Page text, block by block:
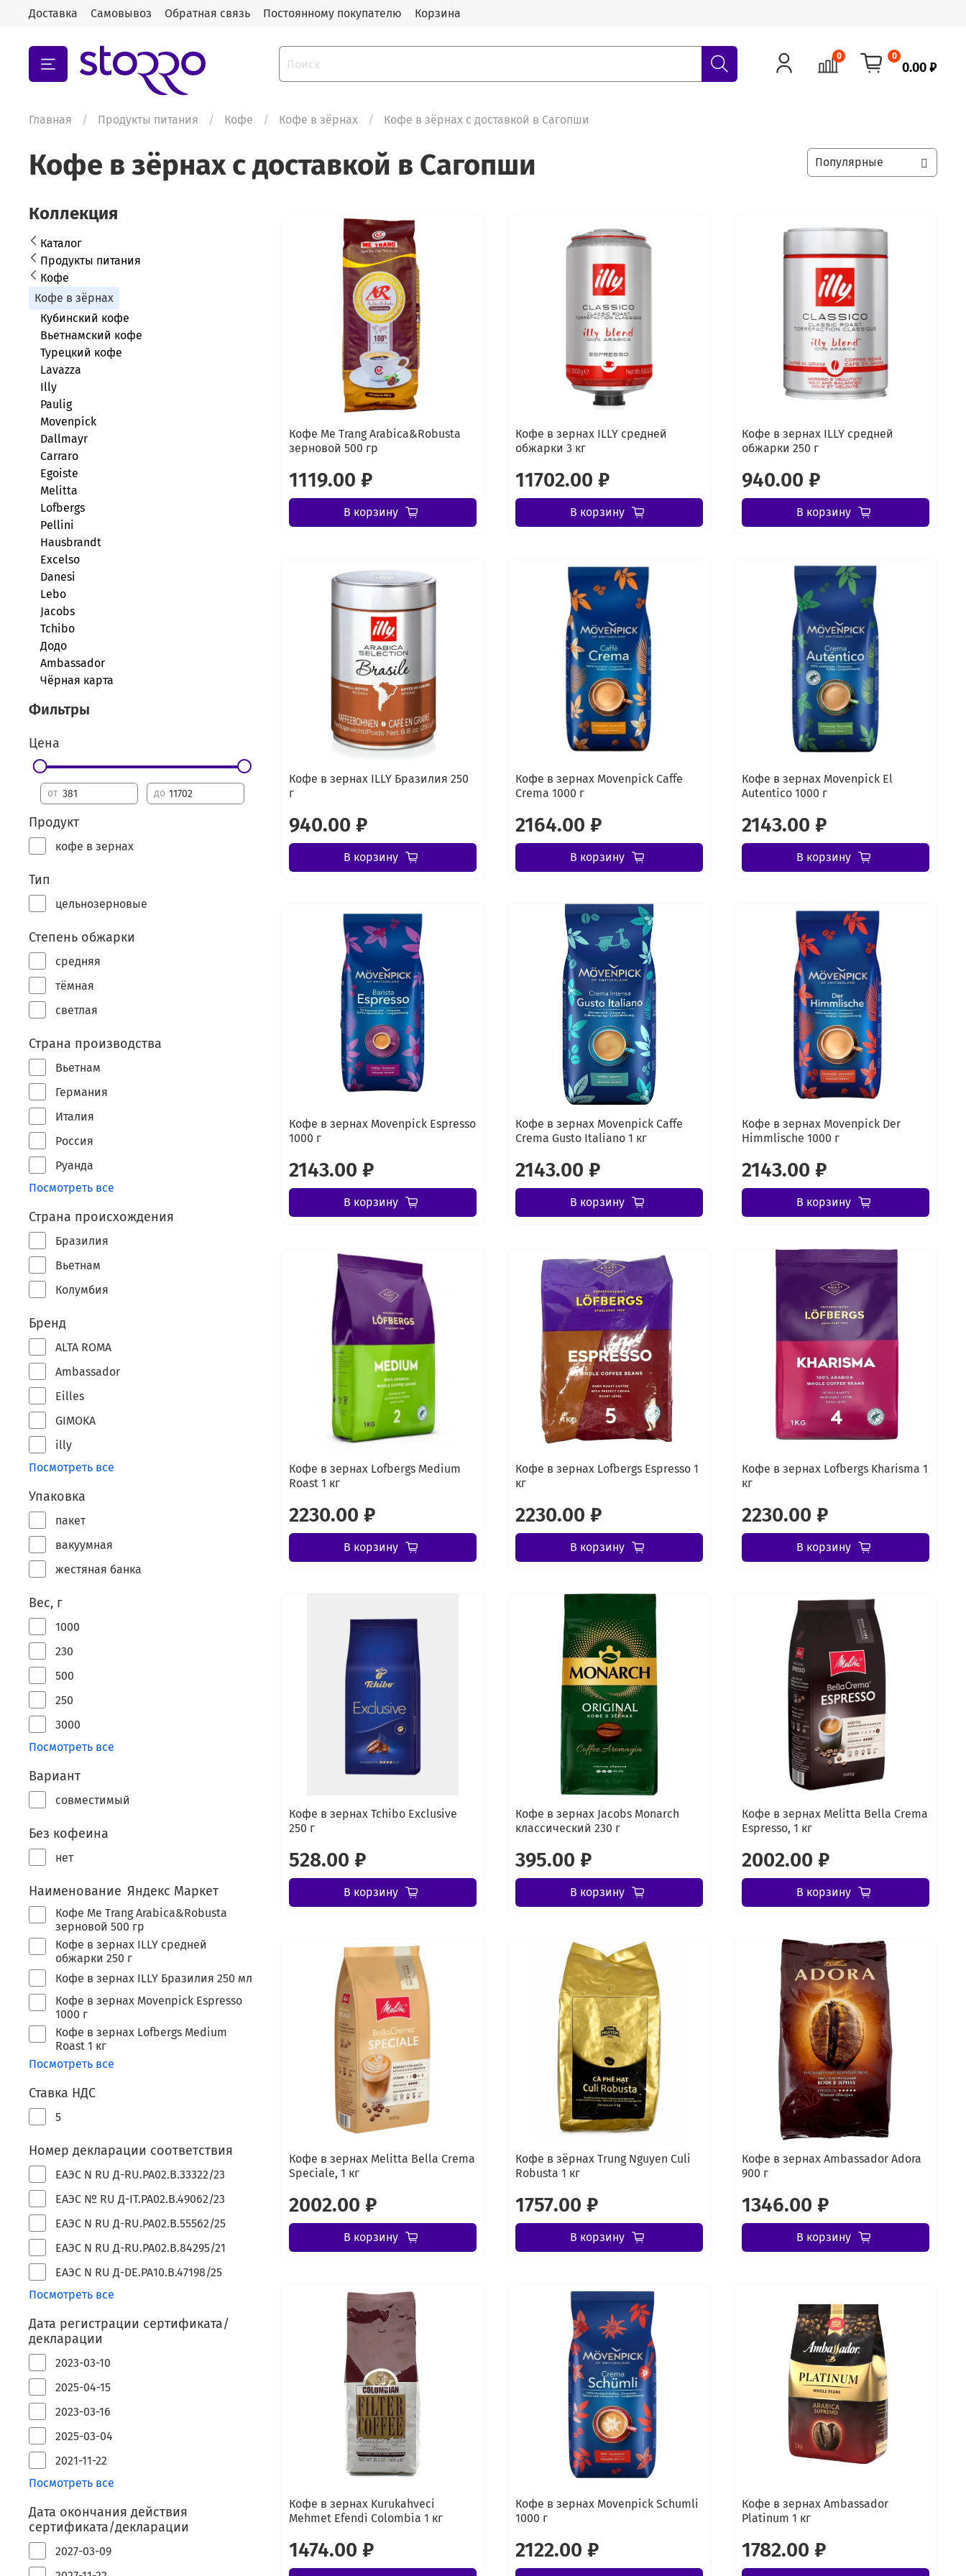
Доставка Самовывоз Обратная связь Постоянному покупателю Корзина
0 0
0.00 ₽
Главная Продукты питания Кофе Кофе в зёрнах Кофе в зёрнах с доставкой в Сагопши
Кофе в зёрнах с доставкой в Сагопши
Кофе Me Trang Arabica&Robusta
зерновой 500 гр
1119.00 ₽
В корзину
Кофе в зернах ILLY средней
обжарки 3 кг
11702.00 ₽
В корзину
Кофе в зернах ILLY средней
обжарки 250 г
940.00 ₽
В корзину
Кофе в зернах ILLY Бразилия 250
г
940.00 ₽
В корзину
Кофе в зернах Movenpick Caffe
Crema 1000 г
2164.00 ₽
В корзину
Кофе в зернах Movenpick El
Autentico 1000 г
2143.00 ₽
В корзину
Кофе в зернах Movenpick Espresso
1000 г
2143.00 ₽
В корзину
Кофе в зернах Movenpick Caffe
Crema Gusto Italiano 1 кг
2143.00 ₽
В корзину
Кофе в зернах Movenpick Der
Himmlische 1000 г
2143.00 ₽
В корзину
Кофе в зернах Lofbergs Medium
Roast 1 кг
2230.00 ₽
В корзину
Кофе в зернах Lofbergs Espresso 1
кг
2230.00 ₽
В корзину
Кофе в зернах Lofbergs Kharisma 1
кг
2230.00 ₽
В корзину
Кофе в зернах Tchibo Exclusive
250 г
528.00 ₽
В корзину
Кофе в зернах Jacobs Monarch
классический 230 г
395.00 ₽
В корзину
Кофе в зернах Melitta Bella Crema
Espresso, 1 кг
2002.00 ₽
В корзину
Кофе в зернах Melitta Bella Crema
Speciale, 1 кг
2002.00 ₽
В корзину
Кофе в зёрнах Trung Nguyen Culi
Robusta 1 кг
1757.00 ₽
В корзину
Кофе в зернах Ambassador Adora
900 г
1346.00 ₽
В корзину
Кофе в зернах Kurukahveci
Mehmet Efendi Colombia 1 кг
1474.00 ₽
Кофе в зернах Movenpick Schumli
1000 г
2122.00 ₽
Кофе в зернах Ambassador
Platinum 1 кг
1782.00 ₽
Коллекция
Каталог
Продукты питания
Кофе
Кофе в зёрнах
Кубинский кофе
Вьетнамский кофе
Турецкий кофе
Lavazza
Illy
Paulig
Movenpick
Dallmayr
Carraro
Egoiste
Melitta
Lofbergs
Pellini
Hausbrandt
Excelso
Danesi
Lebo
Jacobs
Tchibo
Додо
Ambassador
Чёрная карта
Фильтры
Цена
от до
Продукт
кофе в зернах
Тип
цельнозерновые
Степень обжарки
средняя
тёмная
светлая
Страна производства
Вьетнам
Германия
Италия
Россия
Руанда
Посмотреть все
Страна происхождения
Бразилия
Вьетнам
Колумбия
Бренд
ALTA ROMA
Ambassador
Eilles
GIMOKA
illy
Посмотреть все
Упаковка
пакет
вакуумная
жестяная банка
Вес, г
1000
230
500
250
3000
Посмотреть все
Вариант
совместимый
Без кофеина
нет
Наименование Яндекс Маркет
Кофе Me Trang Arabica&Robusta
зерновой 500 гр
Кофе в зернах ILLY средней
обжарки 250 г
Кофе в зернах ILLY Бразилия 250 мл
Кофе в зернах Movenpick Espresso
1000 г
Кофе в зернах Lofbergs Medium
Roast 1 кг
Посмотреть все
Ставка НДС
5
Номер декларации соответствия
ЕАЭС N RU Д-RU.РА02.В.33322/23
ЕАЭС № RU Д-IT.PA02.B.49062/23
ЕАЭС N RU Д-RU.РА02.В.55562/25
ЕАЭС N RU Д-RU.РА02.В.84295/21
ЕАЭС N RU Д-DE.РА10.В.47198/25
Посмотреть все
Дата регистрации сертификата/
декларации
2023-03-10
2025-04-15
2023-03-16
2025-03-04
2021-11-22
Посмотреть все
Дата окончания действия
сертификата/декларации
2027-03-09